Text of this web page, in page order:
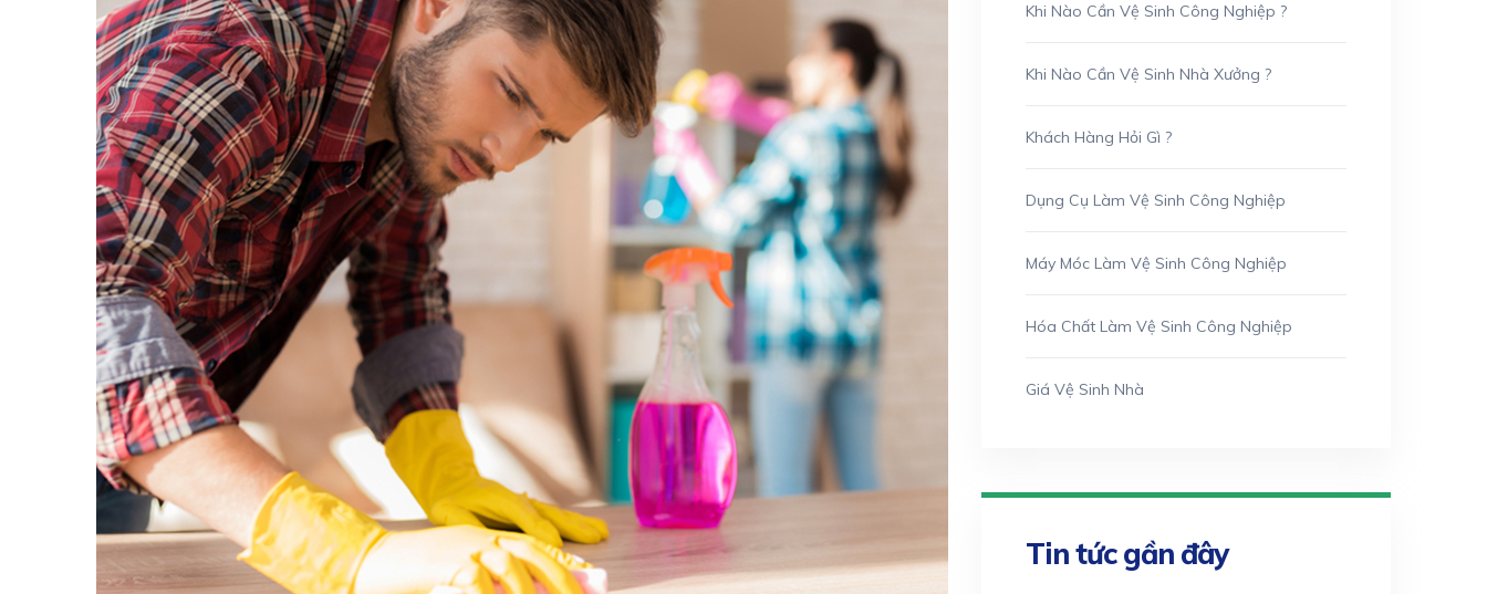
Khi Nào Cần Vệ Sinh Công Nghiệp ?
Khi Nào Cần Vệ Sinh Nhà Xưởng ?
Khách Hàng Hỏi Gì ?
Dụng Cụ Làm Vệ Sinh Công Nghiệp
Máy Móc Làm Vệ Sinh Công Nghiệp
Hóa Chất Làm Vệ Sinh Công Nghiệp
Giá Vệ Sinh Nhà
Tin tức gần đây